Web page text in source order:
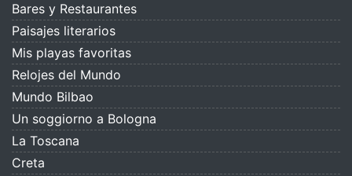
Bares y Restaurantes
Paisajes literarios
Mis playas favoritas
Relojes del Mundo
Mundo Bilbao
Un soggiorno a Bologna
La Toscana
Creta